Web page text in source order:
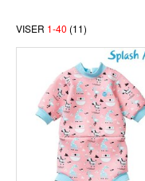
VISER 1-40 (11)